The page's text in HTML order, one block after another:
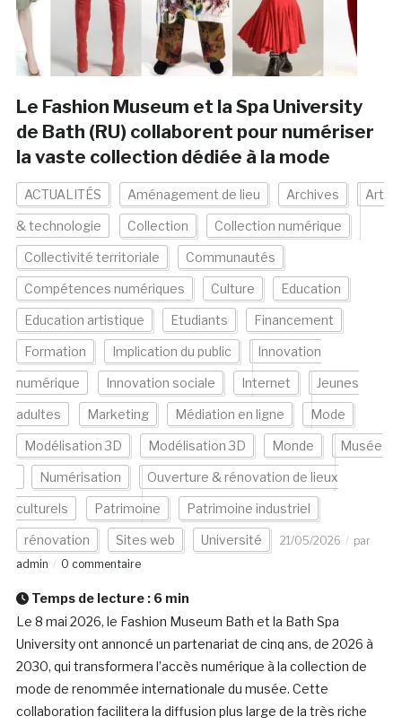
Le Fashion Museum et la Spa University
de Bath (RU) collaborent pour numériser
la vaste collection dédiée à la mode
ACTUALITÉS Aménagement de lieu Archives Art
& technologie Collection Collection numérique
Collectivité territoriale Communautés
Compétences numériques Culture Education
Education artistique Etudiants Financement
Formation Implication du public Innovation
numérique Innovation sociale Internet Jeunes
adultes Marketing Médiation en ligne Mode
Modélisation 3D Modélisation 3D Monde Musée
Numérisation Ouverture & rénovation de lieux
culturels Patrimoine Patrimoine industriel
rénovation Sites web Université 21/05/2026
par
admin
0 commentaire
Temps de lecture : 6 min
Le 8 mai 2026, le Fashion Museum Bath et la Bath Spa
University ont annoncé un partenariat de cinq ans, de 2026 à
2030, qui transformera l’accès numérique à la collection de
mode de renommée internationale du musée. Cette
collaboration facilitera la diffusion plus large de la très riche